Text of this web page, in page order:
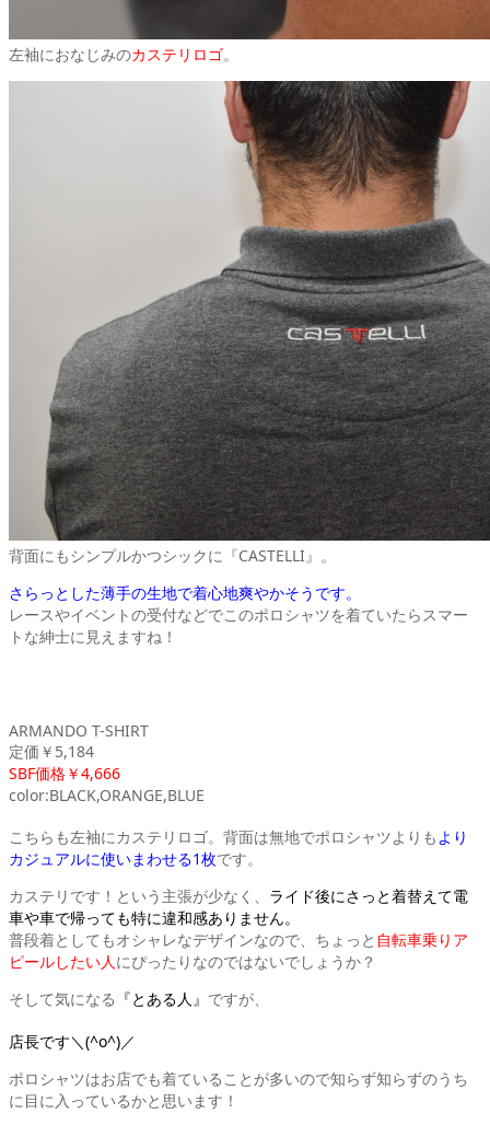
左袖におなじみのカステリロゴ。
背面にもシンプルかつシックに『CASTELLI』。
さらっとした薄手の生地で着心地爽やかそうです。
レースやイベントの受付などでこのポロシャツを着ていたらスマー
トな紳士に見えますね！
ARMANDO T-SHIRT
定価￥5,184
SBF価格￥4,666
color:BLACK,ORANGE,BLUE
こちらも左袖にカステリロゴ。背面は無地でポロシャツよりもより
カジュアルに使いまわせる1枚です。
カステリです！という主張が少なく、 ライド後にさっと着替えて電
車や車で帰っても特に違和感ありません。
普段着としてもオシャレなデザインなので、ちょっと 自転車乗りア
ピールしたい人にぴったりなのではないでしょうか？
そして気になる 『とある人』 ですが、
店長です＼(^o^)／
ポロシャツはお店でも着ていることが多いので知らず知らずのうち
に目に入っているかと思います！